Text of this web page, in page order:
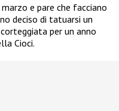
e pare che facciano
deciso di tatuarsi un
per un anno
Cioci.